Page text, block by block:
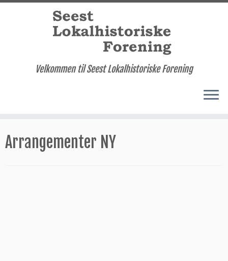
indhold
Velkommen til Seest Lokalhistoriske Forening
Arrangementer NY